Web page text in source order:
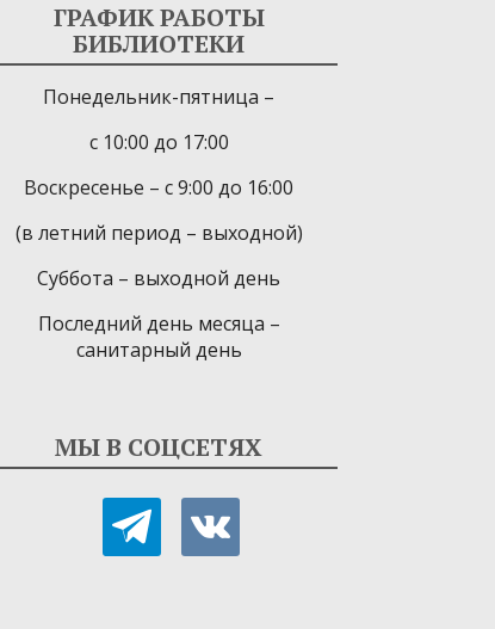
ГРАФИК РАБОТЫ
БИБЛИОТЕКИ
Понедельник-пятница –
с 10:00 до 17:00
Воскресенье – с 9:00 до 16:00
(в летний период – выходной)
Суббота – выходной день
Последний день месяца –
санитарный день
МЫ В СОЦСЕТЯХ
telegram vkontakte